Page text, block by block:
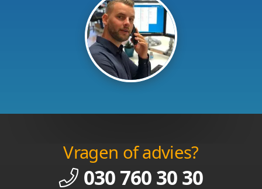
Vragen of advies?
030 760 30 30